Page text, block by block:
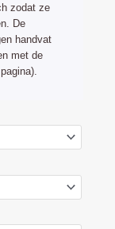
zodat ze
De
handvat
met de